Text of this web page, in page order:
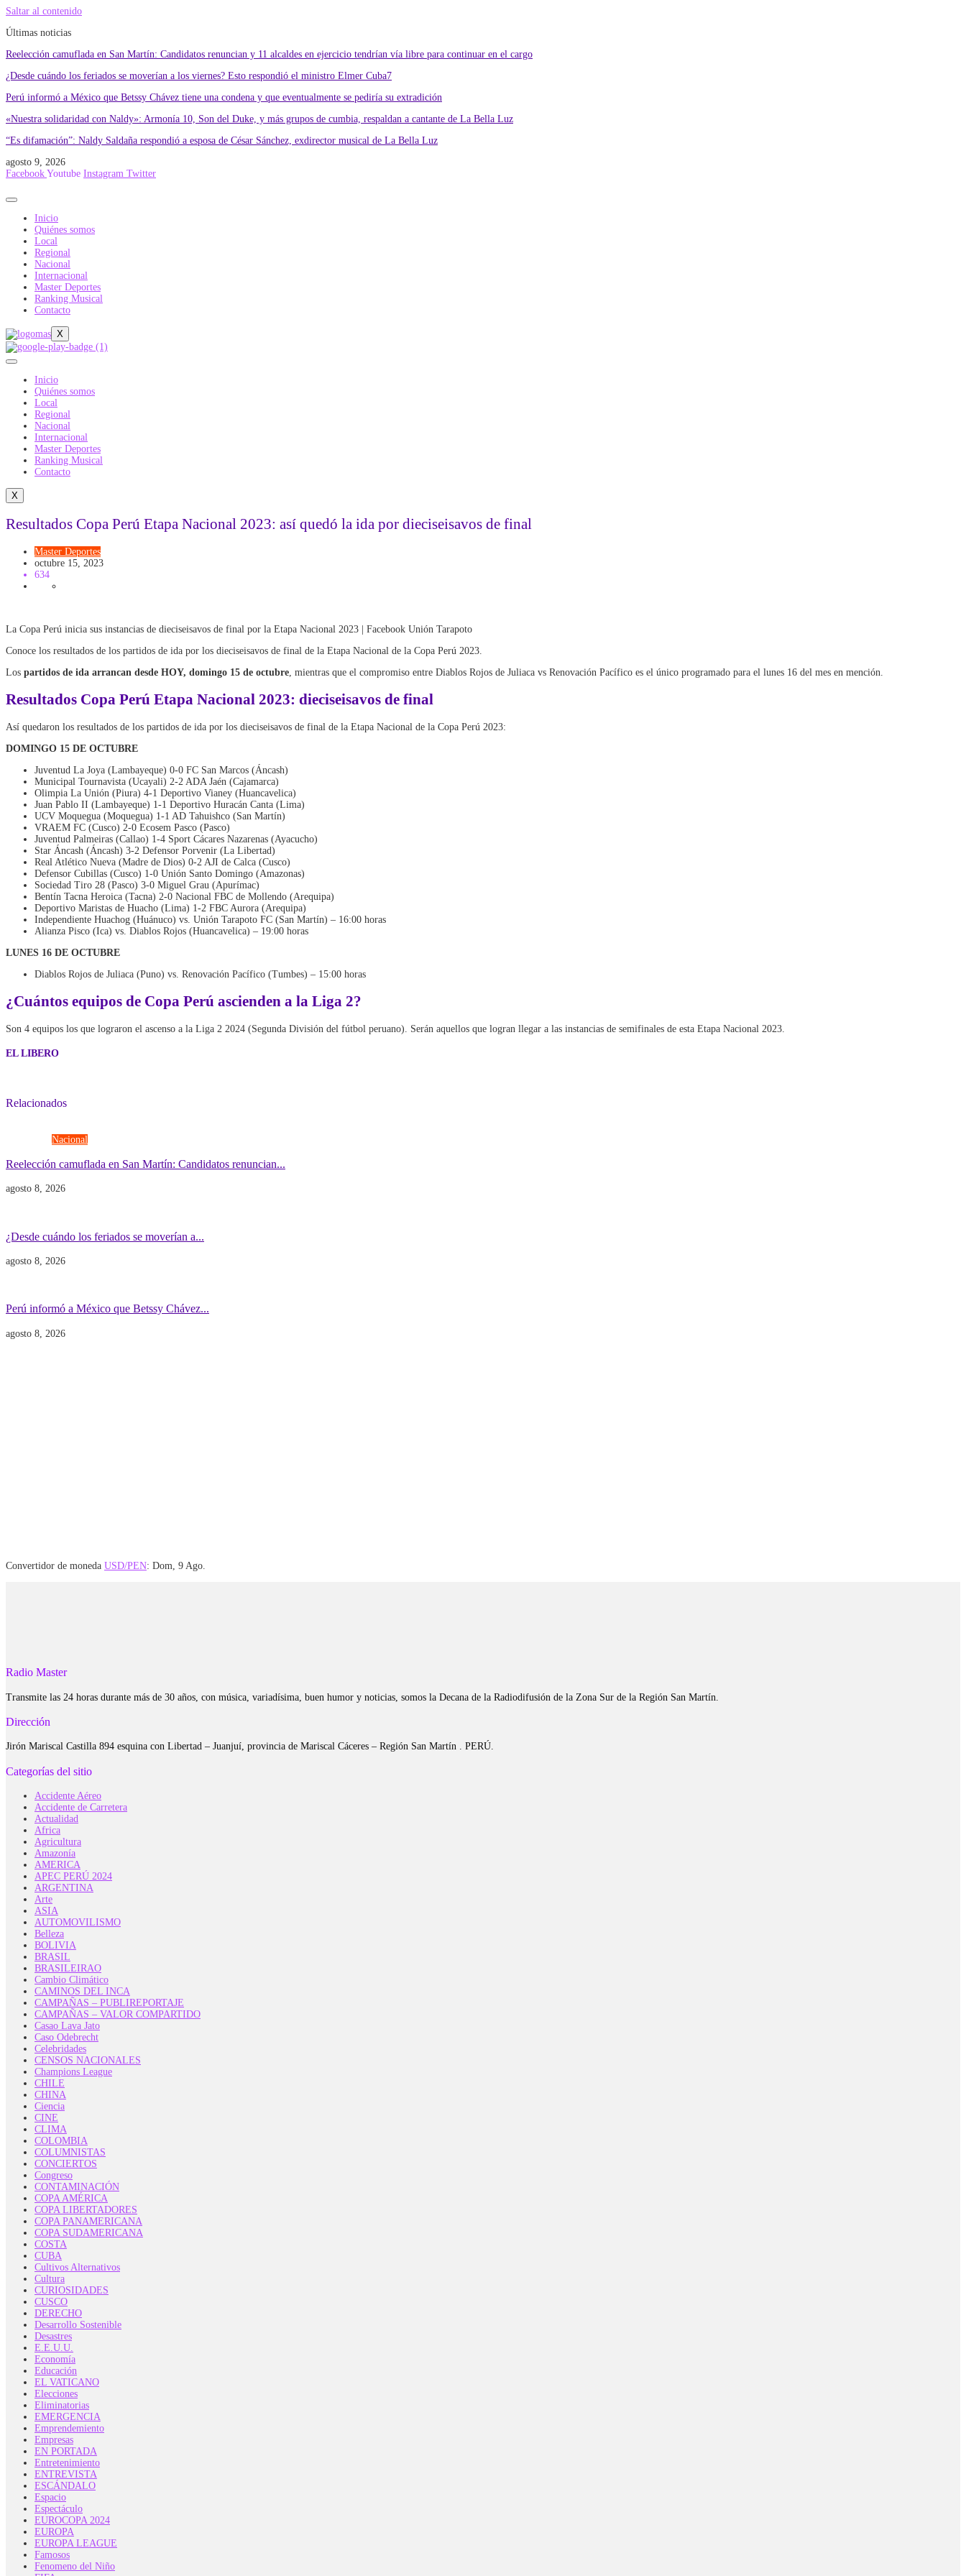
Saltar al contenido
Últimas noticias
Reelección camuflada en San Martín: Candidatos renuncian y 11 alcaldes en ejercicio tendrían vía libre para continuar en el cargo
¿Desde cuándo los feriados se moverían a los viernes? Esto respondió el ministro Elmer Cuba7
Perú informó a México que Betssy Chávez tiene una condena y que eventualmente se pediría su extradición
«Nuestra solidaridad con Naldy»: Armonía 10, Son del Duke, y más grupos de cumbia, respaldan a cantante de La Bella Luz
“Es difamación”: Naldy Saldaña respondió a esposa de César Sánchez, exdirector musical de La Bella Luz
agosto 9, 2026
Facebook Youtube Instagram Twitter
Inicio
Quiénes somos
Local
Regional
Nacional
Internacional
Master Deportes
Ranking Musical
Contacto
X
Inicio
Quiénes somos
Local
Regional
Nacional
Internacional
Master Deportes
Ranking Musical
Contacto
X
Resultados Copa Perú Etapa Nacional 2023: así quedó la ida por dieciseisavos de final
Master Deportes
octubre 15, 2023
634
La Copa Perú inicia sus instancias de dieciseisavos de final por la Etapa Nacional 2023 | Facebook Unión Tarapoto
Conoce los resultados de los partidos de ida por los dieciseisavos de final de la Etapa Nacional de la Copa Perú 2023.
Los partidos de ida arrancan desde HOY, domingo 15 de octubre , mientras que el compromiso entre Diablos Rojos de Juliaca vs Renovación Pacífico es el único programado para el lunes 16 del mes en mención.
Resultados Copa Perú Etapa Nacional 2023: dieciseisavos de final
Así quedaron los resultados de los partidos de ida por los dieciseisavos de final de la Etapa Nacional de la Copa Perú 2023:
DOMINGO 15 DE OCTUBRE
Juventud La Joya (Lambayeque) 0-0 FC San Marcos (Áncash)
Municipal Tournavista (Ucayali) 2-2 ADA Jaén (Cajamarca)
Olimpia La Unión (Piura) 4-1 Deportivo Vianey (Huancavelica)
Juan Pablo II (Lambayeque) 1-1 Deportivo Huracán Canta (Lima)
UCV Moquegua (Moquegua) 1-1 AD Tahuishco (San Martín)
VRAEM FC (Cusco) 2-0 Ecosem Pasco (Pasco)
Juventud Palmeiras (Callao) 1-4 Sport Cácares Nazarenas (Ayacucho)
Star Áncash (Áncash) 3-2 Defensor Porvenir (La Libertad)
Real Atlético Nueva (Madre de Dios) 0-2 AJI de Calca (Cusco)
Defensor Cubillas (Cusco) 1-0 Unión Santo Domingo (Amazonas)
Sociedad Tiro 28 (Pasco) 3-0 Miguel Grau (Apurímac)
Bentín Tacna Heroica (Tacna) 2-0 Nacional FBC de Mollendo (Arequipa)
Deportivo Maristas de Huacho (Lima) 1-2 FBC Aurora (Arequipa)
Independiente Huachog (Huánuco) vs. Unión Tarapoto FC (San Martín) – 16:00 horas
Alianza Pisco (Ica) vs. Diablos Rojos (Huancavelica) – 19:00 horas
LUNES 16 DE OCTUBRE
Diablos Rojos de Juliaca (Puno) vs. Renovación Pacífico (Tumbes) – 15:00 horas
¿Cuántos equipos de Copa Perú ascienden a la Liga 2?
Son 4 equipos los que lograron el ascenso a la Liga 2 2024 (Segunda División del fútbol peruano). Serán aquellos que logran llegar a las instancias de semifinales de esta Etapa Nacional 2023.
EL LIBERO
Relacionados
Nacional
Reelección camuflada en San Martín: Candidatos renuncian...
agosto 8, 2026
¿Desde cuándo los feriados se moverían a...
agosto 8, 2026
Perú informó a México que Betssy Chávez...
agosto 8, 2026
Convertidor de moneda USD/PEN: Dom, 9 Ago.
Radio Master
Transmite las 24 horas durante más de 30 años, con música, variadísima, buen humor y noticias, somos la Decana de la Radiodifusión de la Zona Sur de la Región San Martín.
Dirección
Jirón Mariscal Castilla 894 esquina con Libertad – Juanjuí, provincia de Mariscal Cáceres – Región San Martín . PERÚ.
Categorías del sitio
Accidente Aéreo
Accidente de Carretera
Actualidad
Africa
Agricultura
Amazonía
AMERICA
APEC PERÚ 2024
ARGENTINA
Arte
ASIA
AUTOMOVILISMO
Belleza
BOLIVIA
BRASIL
BRASILEIRAO
Cambio Climático
CAMINOS DEL INCA
CAMPAÑAS – PUBLIREPORTAJE
CAMPAÑAS – VALOR COMPARTIDO
Casao Lava Jato
Caso Odebrecht
Celebridades
CENSOS NACIONALES
Champions League
CHILE
CHINA
Ciencia
CINE
CLIMA
COLOMBIA
COLUMNISTAS
CONCIERTOS
Congreso
CONTAMINACIÓN
COPA AMÉRICA
COPA LIBERTADORES
COPA PANAMERICANA
COPA SUDAMERICANA
COSTA
CUBA
Cultivos Alternativos
Cultura
CURIOSIDADES
CUSCO
DERECHO
Desarrollo Sostenible
Desastres
E.E.U.U.
Economía
Educación
EL VATICANO
Elecciones
Eliminatorias
EMERGENCIA
Emprendemiento
Empresas
EN PORTADA
Entretenimiento
ENTREVISTA
ESCÁNDALO
Espacio
Espectáculo
EUROCOPA 2024
EUROPA
EUROPA LEAGUE
Famosos
Fenomeno del Niño